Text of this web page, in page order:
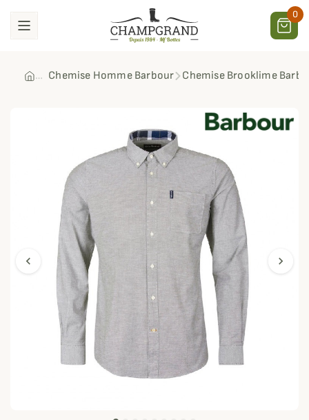
0
Chemise Homme Barbour Chemise Brooklime
chevron_left chevron_right